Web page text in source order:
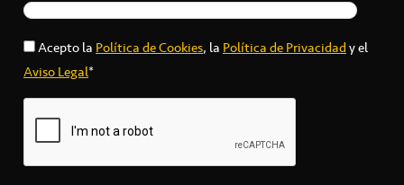
Acepto laPolítica de Cookies, laPolítica de Privacidady el
Aviso Legal*